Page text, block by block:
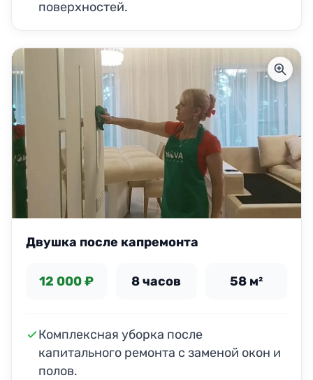
поверхностей.
Двушка после капремонта
12 000 ₽ 8 часов 58 м²
Комплексная уборка после
капитального ремонта с заменой окон и
полов.